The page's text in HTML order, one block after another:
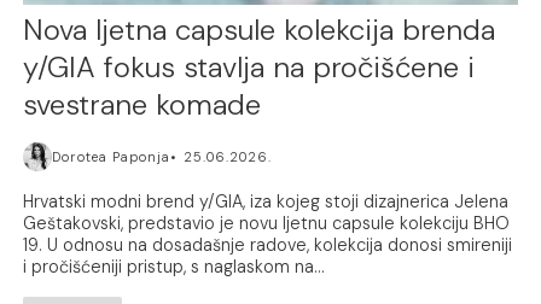
Nova ljetna capsule kolekcija brenda
y/GIA fokus stavlja na pročišćene i
svestrane komade
Dorotea Paponja 25.06.2026.
Hrvatski modni brend y/GIA, iza kojeg stoji dizajnerica Jelena
Geštakovski, predstavio je novu ljetnu capsule kolekciju BHO
19. U odnosu na dosadašnje radove, kolekcija donosi smireniji
i pročišćeniji pristup, s naglaskom na...